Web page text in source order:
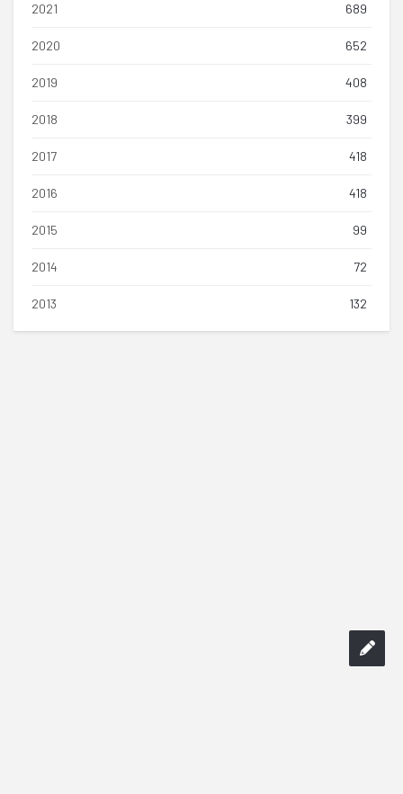
2021 689
2020 652
2019 408
2018 399
2017 418
2016 418
2015 99
2014 72
2013 132